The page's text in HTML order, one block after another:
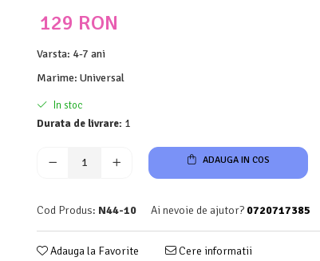
129 RON
Varsta: 4-7 ani
Marime: Universal
In stoc
Durata de livrare: 1
ADAUGA IN COS
Cod Produs: N44-10 Ai nevoie de ajutor? 0720717385
Adauga la Favorite Cere informatii